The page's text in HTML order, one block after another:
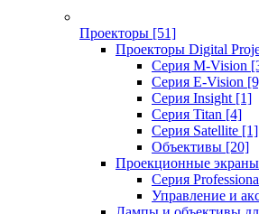
Проекторы [51]
Проекторы Digital
Серия M-Vision
Серия E-Vision
Серия Insight [1]
Серия Titan [4]
Серия Satellite [1]
Объективы [20]
Проекционные
Серия
Управление и